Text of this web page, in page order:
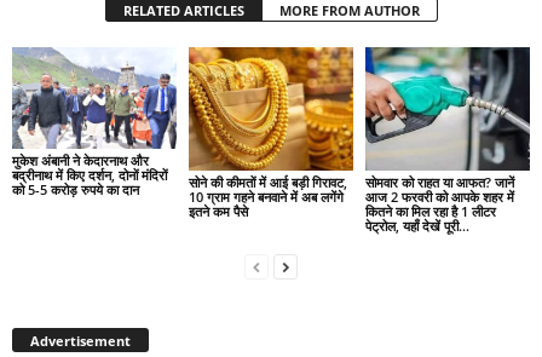
RELATED ARTICLES MORE FROM AUTHOR
मुकेश अंबानी ने केदारनाथ और
बद्रीनाथ में किए दर्शन, दोनों मंदिरों
को 5-5 करोड़ रुपये का दान
सोने की कीमतों में आई बड़ी गिरावट,
10 ग्राम गहने बनवाने में अब लगेंगे
इतने कम पैसे
सोमवार को राहत या आफत? जानें
आज 2 फरवरी को आपके शहर में
कितने का मिल रहा है 1 लीटर
पेट्रोल, यहाँ देखें पूरी...
Advertisement